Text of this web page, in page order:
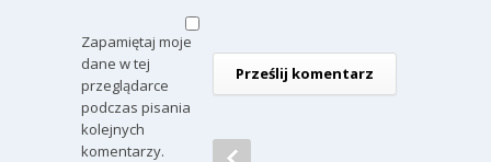
Zapamiętaj moje
dane w tej
przeglądarce
podczas pisania
kolejnych
komentarzy.